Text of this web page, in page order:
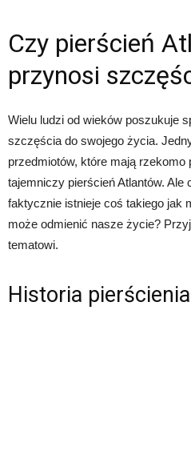
Czy pierścień
przynosi
Wielu ludzi od wieków poszukuje
szczęścia do swojego życia.
przedmiotów, które mają
tajemniczy pierścień Atlantów.
faktycznie istnieje coś takiego jak
może odmienić nasze życie?
tematowi.
Historia